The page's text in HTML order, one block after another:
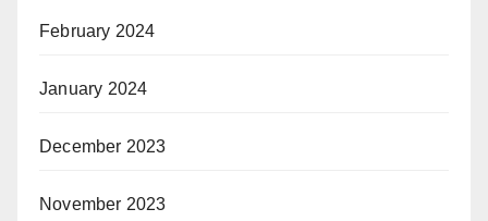
February 2024
January 2024
December 2023
November 2023